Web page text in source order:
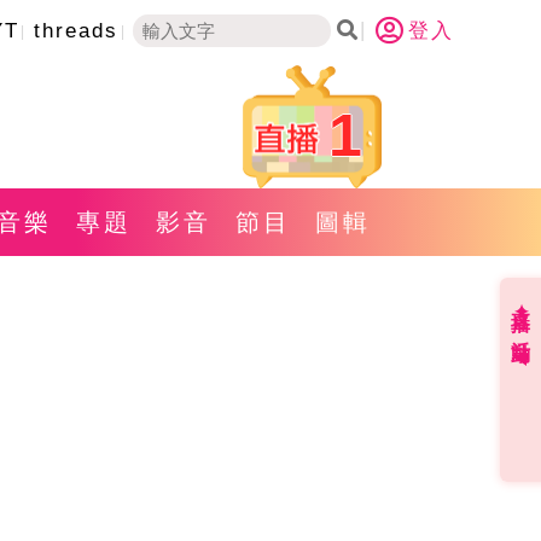
threads 登入
1
樂 專題 影音 節目 圖輯
直播✦活動